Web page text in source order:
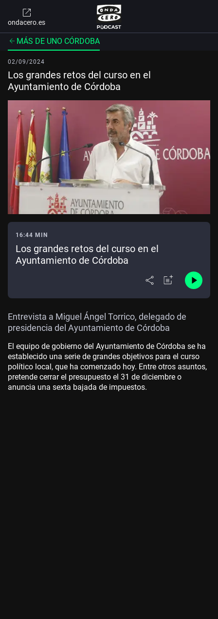
ondacero.es
MÁS DE UNO CÓRDOBA
02/09/2024
Los grandes retos del curso en el
Ayuntamiento de Córdoba
16:44 MIN
Los grandes retos del curso en el
Ayuntamiento de Córdoba
Entrevista a Miguel Ángel Torrico, delegado de
presidencia del Ayuntamiento de Córdoba
El equipo de gobierno del Ayuntamiento de Córdoba se ha
establecido una serie de grandes objetivos para el curso
político local, que ha comenzado hoy. Entre otros asuntos,
pretende cerrar el presupuesto el 31 de diciembre o
anuncia una sexta bajada de impuestos.